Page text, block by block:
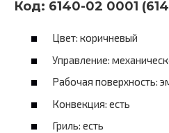
Код: 6140-02 0001
Цвет: коричневый
Управление:
Рабочая поверхность:
Конвекция: есть
Гриль: есть